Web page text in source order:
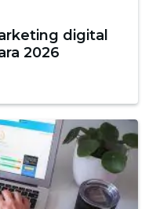
digital
2026